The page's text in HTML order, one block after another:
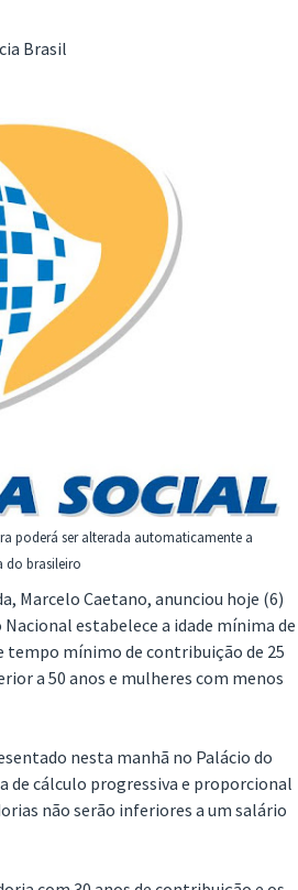
Brasil
poderá ser alterada automaticamente a
do brasileiro
Marcelo Caetano, anunciou hoje (6)
estabelece a idade mínima de
tempo mínimo de contribuição de 25
a 50 anos e mulheres com menos
nesta manhã no Palácio do
de cálculo progressiva e proporcional
não serão inferiores a um salário